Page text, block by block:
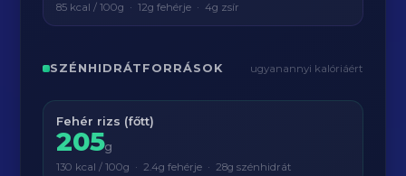
85 kcal / 100g · 12g fehérje · 4g zsír
SZÉNHIDRÁTFORRÁSOK ugyanannyi kalóriáért
Fehér rizs (főtt)
205g
130 kcal / 100g · 2.4g fehérje · 28g szénhidrát